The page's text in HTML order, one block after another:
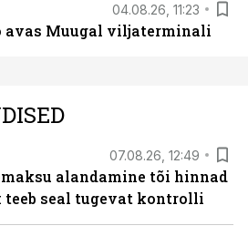
04.08.26, 11:23
avas Muugal viljaterminali
07.08.26, 12:49
alandamine tõi hinnad
seal tugevat kontrolli